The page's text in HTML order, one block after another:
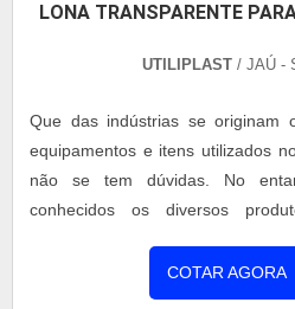
LONA TRANSPARENTE
UTILIPLAST/ JAÚ -
Que das indústrias se originam
equipamentos e itens utilizados
não se tem dúvidas. No
conhecidos os diversos
que colaboram com a
produto final. Entre eles, por
COTAR AGORA